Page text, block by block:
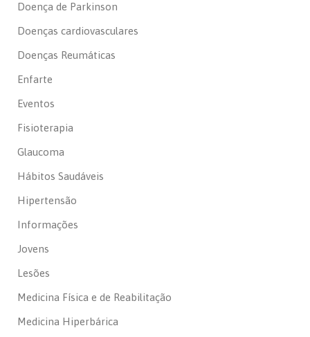
Doença de Parkinson
Doenças cardiovasculares
Doenças Reumáticas
Enfarte
Eventos
Fisioterapia
Glaucoma
Hábitos Saudáveis
Hipertensão
Informações
Jovens
Lesões
Medicina Física e de Reabilitação
Medicina Hiperbárica